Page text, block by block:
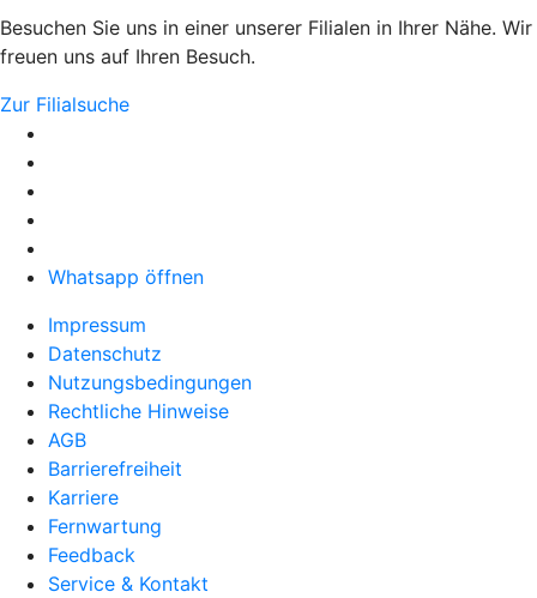
Besuchen Sie uns in einer unserer Filialen in Ihrer Nähe. Wir
freuen uns auf Ihren Besuch.
Zur Filialsuche
Whatsapp öffnen
Impressum
Datenschutz
Nutzungsbedingungen
Rechtliche Hinweise
AGB
Barrierefreiheit
Karriere
Fernwartung
Feedback
Service & Kontakt